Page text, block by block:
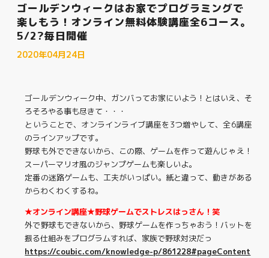
ゴールデンウィークはお家でプログラミングで
楽しもう！オンライン無料体験講座全6コース。
5/2?毎日開催
2020年04月24日
ゴールデンウィーク中、ガンバってお家にいよう！とはいえ、そ
ろそろやる事も尽きて・・・
ということで、オンラインライブ講座を3つ増やして、全6講座
のラインアップです。
野球も外でできないから、この際、ゲームを作って遊んじゃえ！
スーパーマリオ風のジャンプゲームも楽しいよ。
定番の迷路ゲームも、工夫がいっぱい。紙と違って、動きがある
からわくわくするね。
★オンライン講座★野球ゲームでストレスはっさん！笑
外で野球もできないから、野球ゲームを作っちゃおう！バットを
振る仕組みをプログラムすれば、家族で野球対決だっ
https://coubic.com/knowledge-p/861228#pageContent